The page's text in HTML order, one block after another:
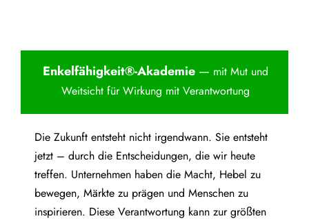
Enkelfähigkeit®-Akademie— mit Mut und
Weitsicht für Wirkung mit Verantwortung
Die Zukunft entsteht nicht irgendwann. Sie entsteht
jetzt – durch die Entscheidungen, die wir heute
treffen. Unternehmen haben die Macht, Hebel zu
bewegen, Märkte zu prägen und Menschen zu
inspirieren. Diese Verantwortung kann zur größten